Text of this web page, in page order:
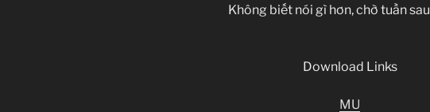
Không biết nói gì hơn, chờ tuần sau
Download Links
MU